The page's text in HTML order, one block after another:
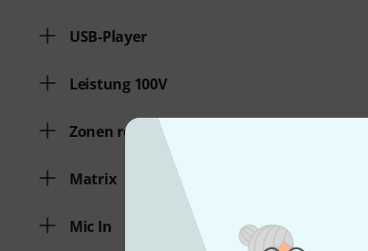
USB-Player
Leistung 100V
Zonen regelbar
Matrix
Mic In